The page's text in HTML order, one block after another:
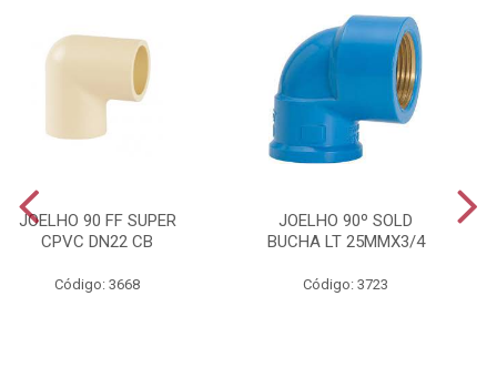
JOELHO 90 FF SUPER
CPVC DN22 CB
Código: 3668
JOELHO 90º SOLD
BUCHA LT 25MMX3/4
Código: 3723